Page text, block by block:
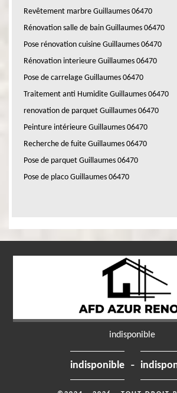
Revêtement marbre Guillaumes 06470
Rénovation salle de bain Guillaumes 06470
Pose rénovation cuisine Guillaumes 06470
Rénovation interieure Guillaumes 06470
Pose de carrelage Guillaumes 06470
Traitement anti Humidite Guillaumes 06470
renovation de parquet Guillaumes 06470
Peinture intérieure Guillaumes 06470
Recherche de fuite Guillaumes 06470
Pose de parquet Guillaumes 06470
Pose de placo Guillaumes 06470
indisponible
indisponible -